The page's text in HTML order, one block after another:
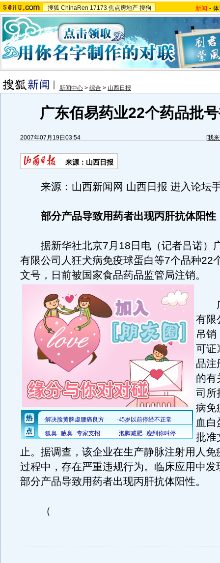
搜狐 ChinaRen 17173 焦点房地产 搜狗 新闻 -
新闻中心 > 综合 > 山西日报
广东佰易药业22个药品批
2007年07月19日03:54 [我
来源：山西日报
来源：山西新闻网 山西日报 进入论坛
部分产品导致用药者出现丙肝抗体阳性
据新华社北京7月18日电（记者吕诺）
有限公司人狂犬病免疫球蛋白等7个品种22
文号，日前被国家食品药品监管局注销。
广
有限
吊销
可证
品注
的有
司所
病免
血
批准
止。据调查，该企业在生产静脉注射用人免
过程中，存在严重违规行为。临床应用中发
部分产品导致用药者出现丙肝抗体阳性。
（